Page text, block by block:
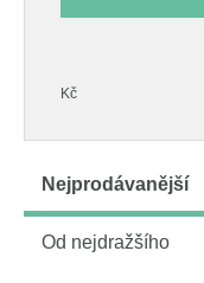
Kč
Nejprodávanější
Od nejdražšího